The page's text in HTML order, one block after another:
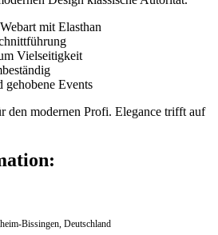
mit Elasthan
Vielseitigkeit
Events
den modernen Profi. Elegance trifft auf
Bissingen, Deutschland